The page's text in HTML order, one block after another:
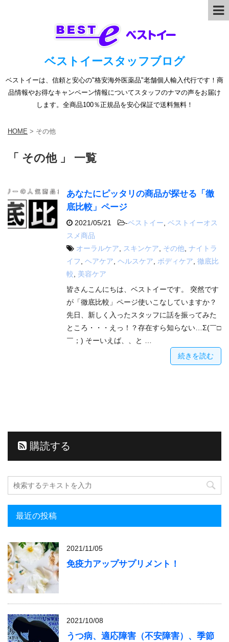
ベストイースタッフブログ
ベストイーは、信頼と安心の"格安海外医薬品"老舗個人輸入代行です！商
品情報やお得なキャンペーン情報についてスタッフのナマの声をお届け
します。全商品100％正規品を安心保証で送料無料！
HOME > その他
「 その他 」 一覧
あなたにピッタリの商品が探せる「徹
底比較」ページ
2021/05/21 -ベストイー ベストイーオス
スメ商品
オーラルケア
スキンケア その他 ナイトラ
イフ
ヘアケア ヘルスケア ボディケア 徹底比
較
美容ケア
皆さんこんにちは、ベストイーです。 突然です
が「徹底比較」ページ使いこなしていますか？
先日、新しく入ったスタッフに話を振ってみた
ところ・・・えっ！？存在すら知らない…Σ(￣□
￣；) そーいえば、、と …
続きを読む
購読する
最近の投稿
2021/11/05
免疫力アップサプリメント！
2021/10/08
うつ病、適応障害（不安障害）、季節